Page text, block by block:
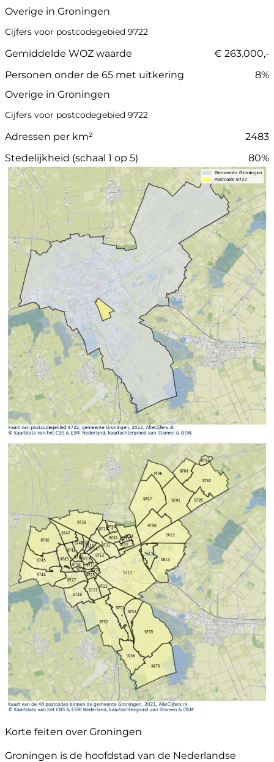
Overige in Groningen
Cijfers voor postcodegebied 9722
Gemiddelde WOZ waarde
€ 263.000,-
Personen onder de 65 met uitkering
8%
Overige in Groningen
Cijfers voor postcodegebied 9722
Adressen per km²
2483
Stedelijkheid (schaal 1 op 5)
80%
Korte feiten over Groningen
Groningen is de hoofdstad van de Nederlandse